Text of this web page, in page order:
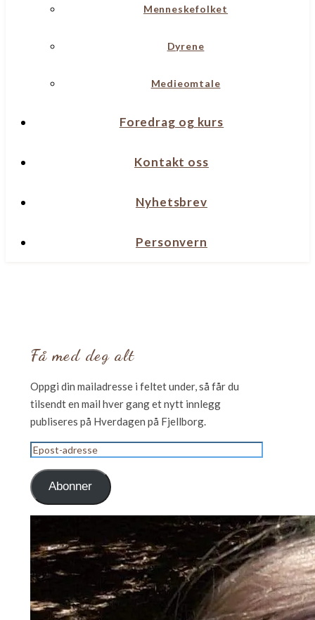
Menneskefolket
Dyrene
Medieomtale
Foredrag og kurs
Kontakt oss
Nyhetsbrev
Personvern
Få med deg alt
Oppgi din mailadresse i feltet under, så får du
tilsendt en mail hver gang et nytt innlegg
publiseres på Hverdagen på Fjellborg.
Epost-
adresse
Abonner